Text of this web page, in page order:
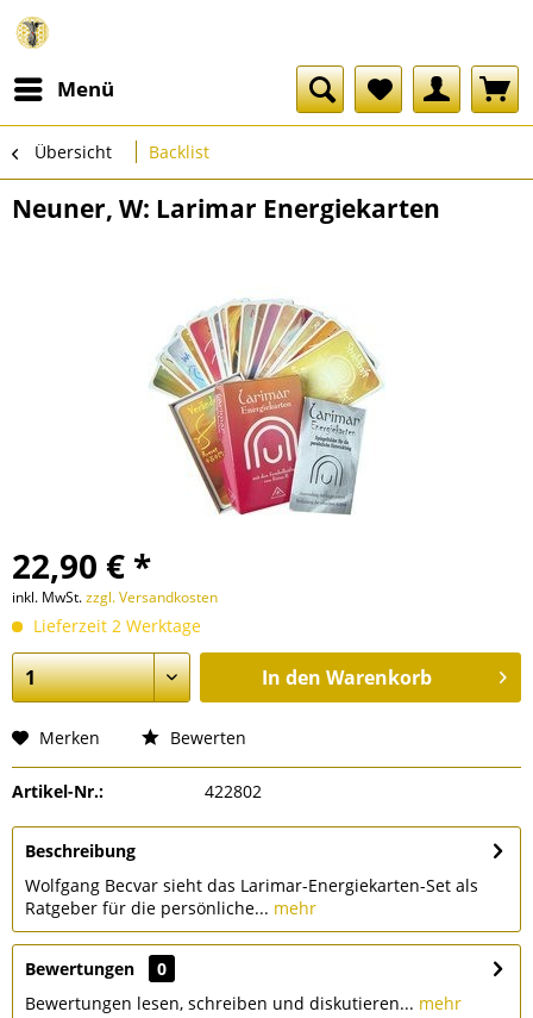
Menü
Übersicht Backlist
Neuner, W: Larimar Energiekarten
22,90 € *
inkl. MwSt.zzgl. Versandkosten
Lieferzeit 2 Werktage
In den Warenkorb
Merken Bewerten
Artikel-Nr.: 422802
Beschreibung
Wolfgang Becvar sieht das Larimar-Energiekarten-Set als
Ratgeber für die persönliche... mehr
Bewertungen
0
Bewertungen lesen, schreiben und diskutieren... mehr